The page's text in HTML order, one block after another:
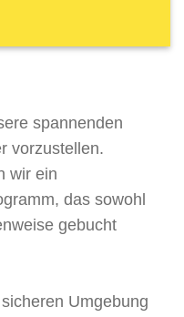
spannenden
vorzustellen.
wir ein
das sowohl
gebucht
Umgebung